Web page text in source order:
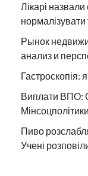
Лікарі
нормалізувати
Рынок
анализ и
Гастроскопія:
Виплати ВПО:
Пиво
Учені